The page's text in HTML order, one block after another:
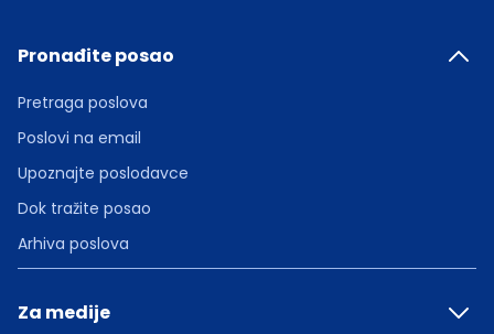
Pronađite posao
Pretraga poslova
Poslovi na email
Upoznajte poslodavce
Dok tražite posao
Arhiva poslova
Za medije